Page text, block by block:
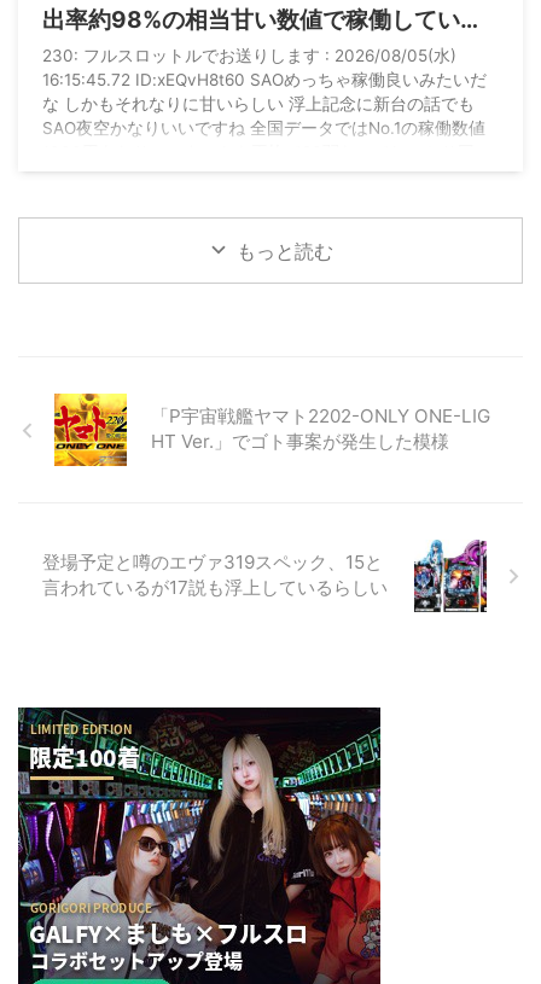
出率約98%の相当甘い数値で稼働している
らしい
230: フルスロットルでお送りします : 2026/08/05(水)
16:15:45.72 ID:xEQvH8t60 SAOめっちゃ稼働良いみたいだ
な しかもそれなりに甘いらしい 浮上記念に新台の話でも
SAO夜空かなりいいですね 全国データではNo.1の稼働数値
98%） SEED2：約39600（約96%） 七つの大罪3： ...
もっと読む
「P宇宙戦艦ヤマト2202-ONLY ONE-LIG
HT Ver.」でゴト事案が発生した模様
登場予定と噂のエヴァ319スペック、15と
言われているが17説も浮上しているらしい